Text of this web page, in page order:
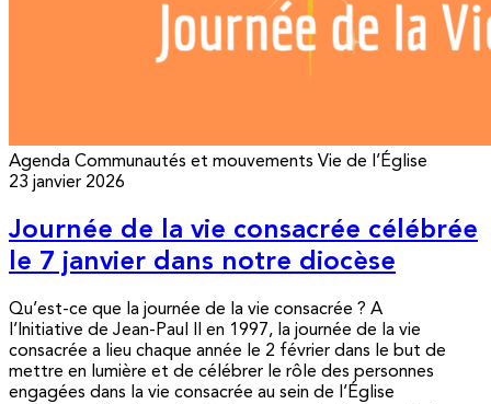
Agenda Communautés et mouvements Vie de l’Église
23 janvier 2026
Journée de la vie consacrée célébrée
le 7 janvier dans notre diocèse
Qu’est-ce que la journée de la vie consacrée ? A
l’Initiative de Jean-Paul II en 1997, la journée de la vie
consacrée a lieu chaque année le 2 février dans le but de
mettre en lumière et de célébrer le rôle des personnes
engagées dans la vie consacrée au sein de l’Église